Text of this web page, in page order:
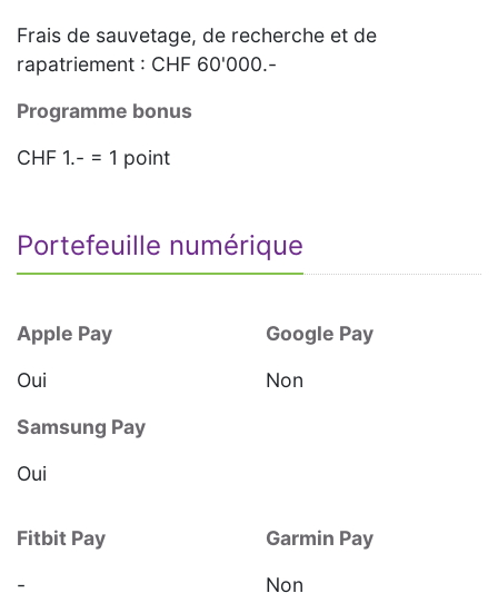
Frais de sauvetage, de recherche et de
rapatriement : CHF 60'000.-
Programme bonus
CHF 1.- = 1 point
Portefeuille numérique
Apple Pay
Oui
Google Pay
Non
Samsung Pay
Oui
Fitbit Pay
-
Garmin Pay
Non